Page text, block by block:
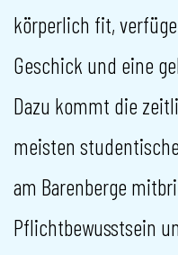
körperlich fit,
Geschick und eine
Dazu kommt die
meisten
am Barenberge
Pflichtbewusstsein